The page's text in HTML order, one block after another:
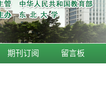
期刊订阅 留言板